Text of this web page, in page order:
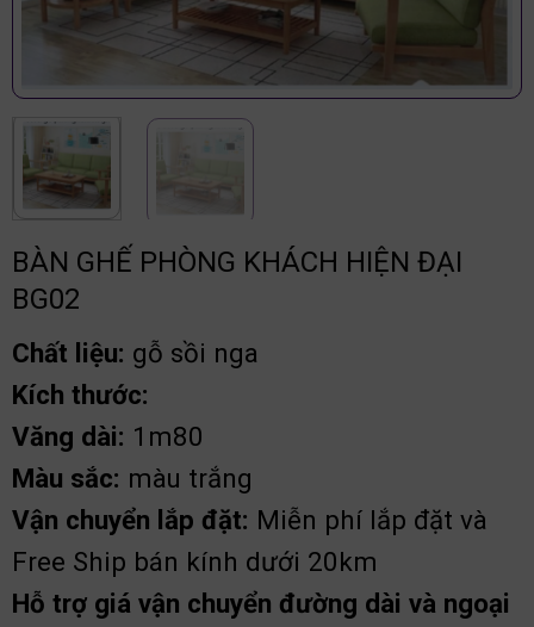
BÀN GHẾ PHÒNG KHÁCH HIỆN ĐẠI
BG02
Chất liệu: gỗ sồi nga
Kích thước:
Văng dài: 1m80
Màu sắc: màu trắng
Vận chuyển lắp đặt: Miễn phí lắp đặt và
Free Ship bán kính dưới 20km
Hỗ trợ giá vận chuyển đường dài và ngoại